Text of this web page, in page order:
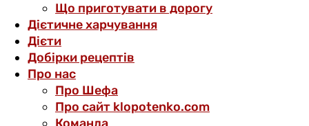
Що приготувати в дорогу
Дієтичне харчування
Дієти
Добірки рецептів
Про нас
Про Шефа
Про сайт klopotenko.com